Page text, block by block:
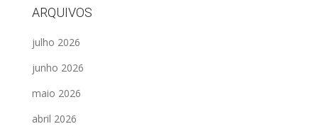
ARQUIVOS
julho 2026
junho 2026
maio 2026
abril 2026